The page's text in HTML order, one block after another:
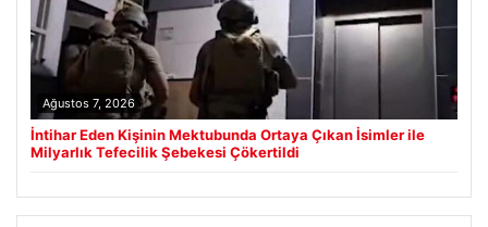
Ağustos 7, 2026
İntihar Eden Kişinin Mektubunda Ortaya Çıkan İsimler ile
Milyarlık Tefecilik Şebekesi Çökertildi